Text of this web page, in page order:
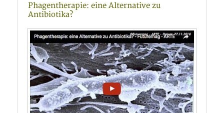
Phagentherapie: eine Alternative zu
Antibiotika?